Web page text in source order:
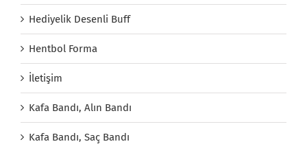
Hediyelik Desenli Buff
Hentbol Forma
İletişim
Kafa Bandı, Alın Bandı
Kafa Bandı, Saç Bandı